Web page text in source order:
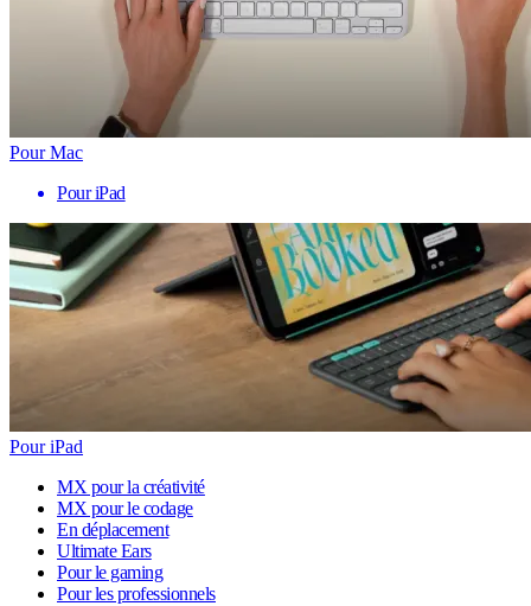
Pour Mac
Pour iPad
Pour iPad
MX pour la créativité
MX pour le codage
En déplacement
Ultimate Ears
Pour le gaming
Pour les professionnels